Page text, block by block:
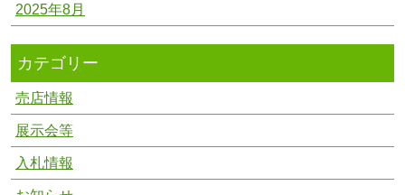
2025年8月
カテゴリー
売店情報
展示会等
入札情報